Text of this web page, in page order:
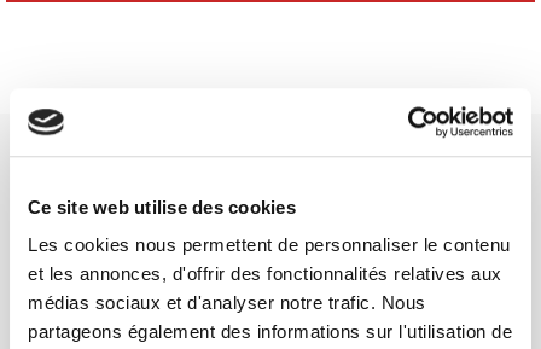
Ce site web utilise des cookies
Les cookies nous permettent de personnaliser le contenu
et les annonces, d'offrir des fonctionnalités relatives aux
médias sociaux et d'analyser notre trafic. Nous
partageons également des informations sur l'utilisation de
Maison d'édition dédiée aux sciences humaines et sociales, les
Presses de Sciences Po participent depuis leur création en 1976
à la transmission des savoirs et des idéescontinuer